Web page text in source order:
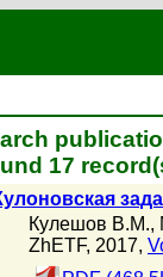
17
Кулешов В.М.,
ZhETF, 2017,